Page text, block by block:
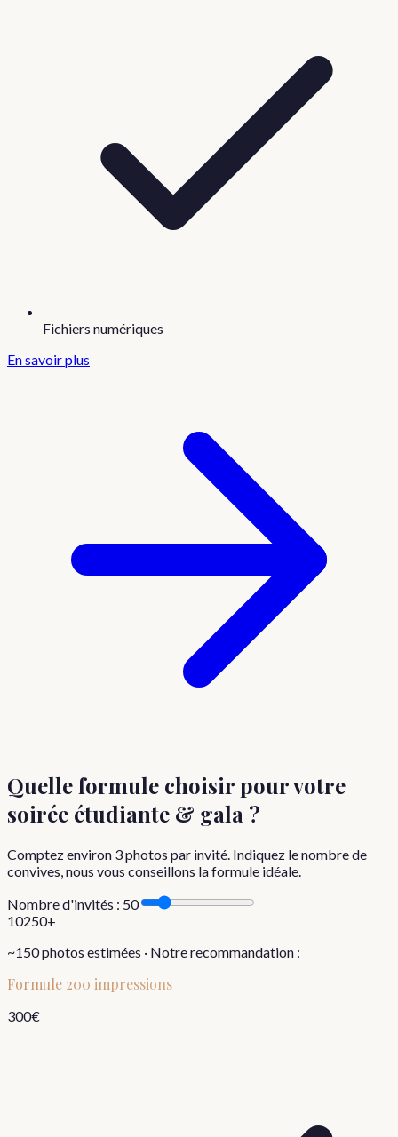
Fichiers numériques
En savoir plus
Quelle formule choisirpour votre
soirée étudiante & gala ?
Comptez environ 3photos par invité. Indiquez le nombre de
convives, nous vous conseillons la formule idéale.
Nombre d'invités : 50
10250+
~150photos estimées · Notre recommandation :
Formule 200 impressions
300€